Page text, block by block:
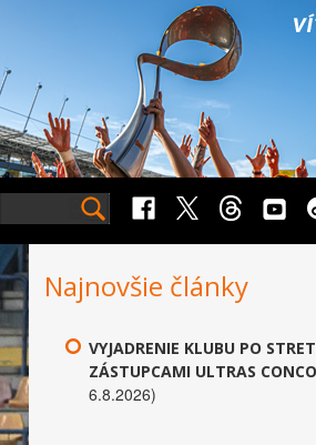
Najnovšie články
VYJADRENIE KLUBU PO
ZÁSTUPCAMI ULTRAS
6.8.2026)